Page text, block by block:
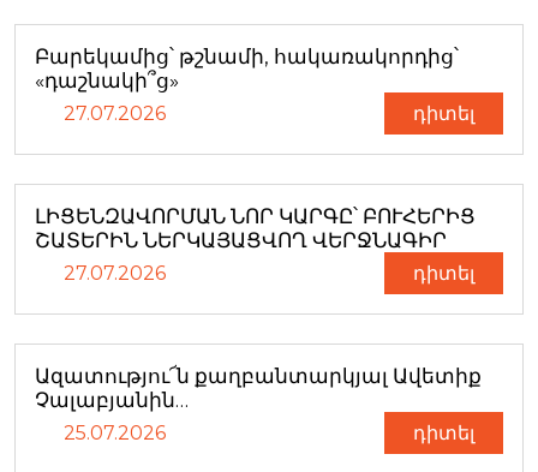
Բարեկամից՝ թշնամի, հակառակորդից՝
«դաշնակի՞ց»
27.07.2026 դիտել
ԼԻՑԵՆԶԱՎՈՐՄԱՆ ՆՈՐ ԿԱՐԳԸ՝ ԲՈՒՀԵՐԻՑ
ՇԱՏԵՐԻՆ ՆԵՐԿԱՅԱՑՎՈՂ ՎԵՐՋՆԱԳԻՐ
27.07.2026 դիտել
Ազատությու՜ն քաղբանտարկյալ Ավետիք
Չալաբյանին…
25.07.2026 դիտել